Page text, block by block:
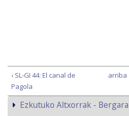
‹ SL-GI 44: El canal de
Pagola
arriba
Ezkutuko Altxorrak -